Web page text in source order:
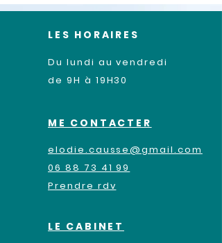
LES HORAIRES
Du lundi au vendredi
de 9H à 19H30
ME CONTACTER
elodie.causse@gmail.com
06 88 73 41 99
Prendre rdv
LE CABINET